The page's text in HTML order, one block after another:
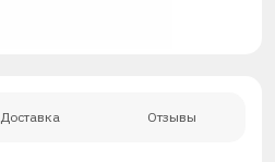
Доставка Отзывы